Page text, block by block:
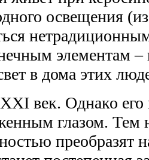
освещения
элементам –
в дома этих
век. Однако его
глазом. Тем
преобразят